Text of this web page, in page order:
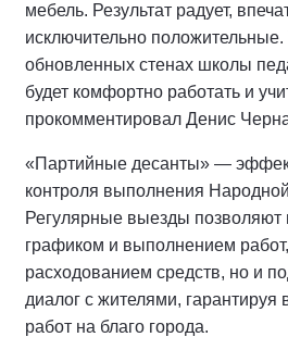
мебель. Результат радует,
исключительно положительные.
обновленных стенах школы
будет комфортно работать и
прокомментировал Денис
«Партийные десанты» —
контроля выполнения
Регулярные выезды позволяют
графиком и выполнением
расходованием средств, но и
диалог с жителями, гарантируя
работ на благо города.